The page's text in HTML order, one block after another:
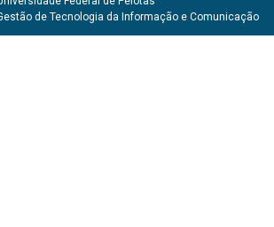
de Tecnologia da Informação e Comunicação